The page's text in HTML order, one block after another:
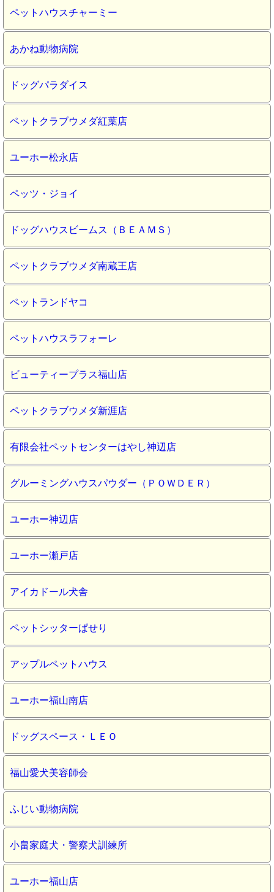
ペットハウスチャーミー
あかね動物病院
ドッグパラダイス
ペットクラブウメダ紅葉店
ユーホー松永店
ペッツ・ジョイ
ドッグハウスビームス（ＢＥＡＭＳ）
ペットクラブウメダ南蔵王店
ペットランドヤコ
ペットハウスラフォーレ
ビューティープラス福山店
ペットクラブウメダ新涯店
有限会社ペットセンターはやし神辺店
グルーミングハウスパウダー（ＰＯＷＤＥＲ）
ユーホー神辺店
ユーホー瀬戸店
アイカドール犬舎
ペットシッターぱせり
アップルペットハウス
ユーホー福山南店
ドッグスペース・ＬＥＯ
福山愛犬美容師会
ふじい動物病院
小畠家庭犬・警察犬訓練所
ユーホー福山店